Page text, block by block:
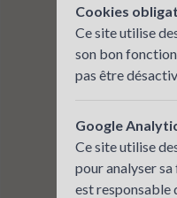
Cookies
Ce site utilise
son bon
pas être
Google
Ce site utilise
pour analyser
est responsable